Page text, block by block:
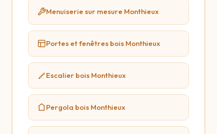
Menuiserie sur mesure Monthieux
Portes et fenêtres bois Monthieux
Escalier bois Monthieux
Pergola bois Monthieux